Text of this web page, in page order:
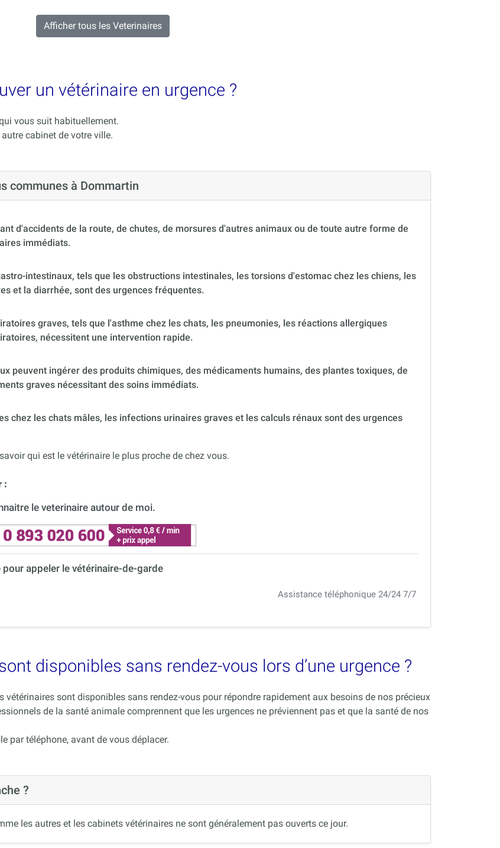
Afficher tous les Veterinaires
un vétérinaire en urgence ?
vous suit habituellement.
cabinet de votre ville.
communes à Dommartin
d'accidents de la route, de chutes, de morsures d'autres animaux ou de toute autre forme de
immédiats.
intestinaux, tels que les obstructions intestinales, les torsions d'estomac chez les chiens, les
et la diarrhée, sont des urgences fréquentes.
graves, tels que l'asthme chez les chats, les pneumonies, les réactions allergiques
nécessitent une intervention rapide.
peuvent ingérer des produits chimiques, des médicaments humains, des plantes toxiques, de
graves nécessitant des soins immédiats.
chez les chats mâles, les infections urinaires graves et les calculs rénaux sont des urgences
qui est le vétérinaire le plus proche de chez vous.
:
le veterinaire autour de moi.
appeler le vétérinaire-de-garde
Assistance téléphonique 24/24 7/7
disponibles sans rendez-vous lors d’une urgence ?
vétérinaires sont disponibles sans rendez-vous pour répondre rapidement aux besoins de nos précieux
de la santé animale comprennent que les urgences ne préviennent pas et que la santé de nos
par téléphone, avant de vous déplacer.
?
les autres et les cabinets vétérinaires ne sont généralement pas ouverts ce jour.